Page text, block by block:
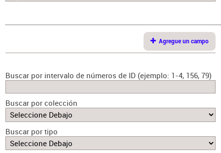
Agregue un campo
Buscar por intervalo de números de ID (ejemplo: 1-4, 156, 79)
Buscar por colección
Buscar por tipo